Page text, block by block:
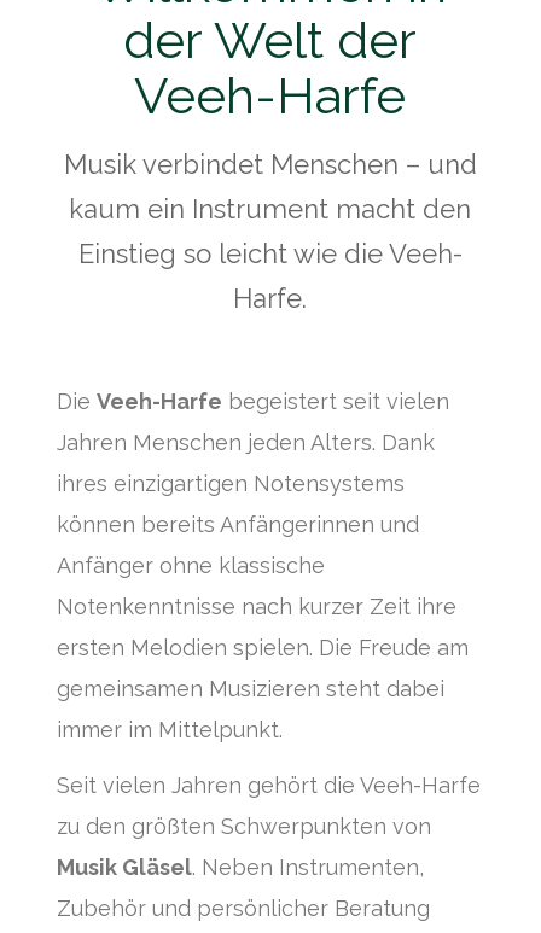
der Welt der
Veeh-Harfe
Musik verbindet Menschen – und
kaum ein Instrument macht den
Einstieg so leicht wie die Veeh-
Harfe.
Die Veeh-Harfe begeistert seit vielen
Jahren Menschen jeden Alters. Dank
ihres einzigartigen Notensystems
können bereits Anfängerinnen und
Anfänger ohne klassische
Notenkenntnisse nach kurzer Zeit ihre
ersten Melodien spielen. Die Freude am
gemeinsamen Musizieren steht dabei
immer im Mittelpunkt.
Seit vielen Jahren gehört die Veeh-Harfe
zu den größten Schwerpunkten von
Musik Gläsel. Neben Instrumenten,
Zubehör und persönlicher Beratung